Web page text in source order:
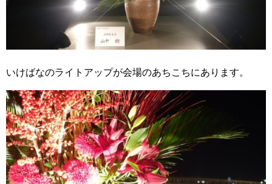
いけばなのライトアップが会場のあちこちにあります。